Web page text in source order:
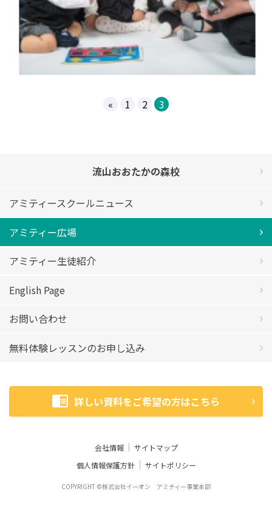
« 1 2 3
流山おおたかの森校
アミティースクールニュース
アミティー広場
アミティー生徒紹介
English Page
お問い合わせ
無料体験レッスンのお申し込み
詳しい資料をご希望の方はこちら
会社情報
サイトマップ
個人情報保護方針
サイトポリシー
COPYRIGHT ©株式会社イーオン アミティー事業本部